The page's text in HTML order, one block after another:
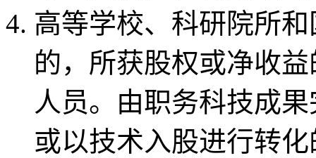
高等学校、科研院所
的，所获股权或净收
人员。由职务科技成
或以技术入股进行转